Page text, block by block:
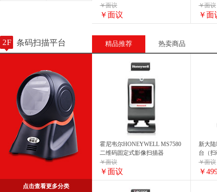
￥面议
￥面议
￥面议
￥面
2F 条码扫描平台 精品推荐 热卖商品
点击查看更多分类
霍尼韦尔HONEYWELL MS7580
二维码固定式影像扫描器
￥面议
￥面议
新大
台（
￥面议
￥